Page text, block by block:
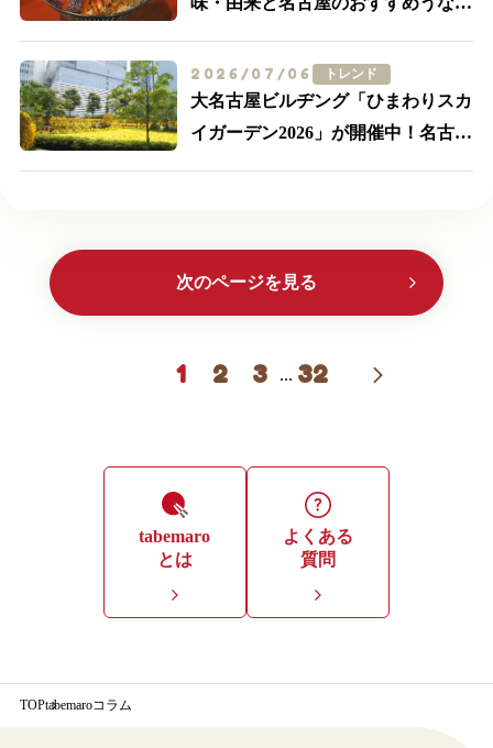
2026/07/06 トレンド
大名古屋ビルヂング「ひまわりスカ
イガーデン2026」が開催中！名古屋
次のページを見る
1 2 3 ... 32
tabemaro
とは
よくある
質問
TOPtabemaroコラム